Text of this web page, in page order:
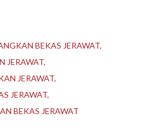
BEKAS JERAWAT
JERAWAT
JERAWAT
JERAWAT
BEKAS JERAWAT